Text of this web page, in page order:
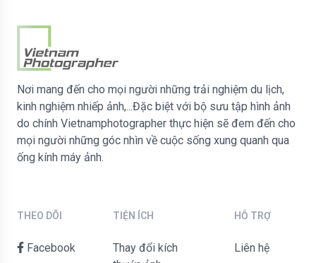
Nơi mang đến cho mọi người những trải nghiệm du lịch,
kinh nghiệm nhiếp ảnh,...Đặc biệt với bộ sưu tập hình ảnh
do chính Vietnamphotographer thực hiện sẽ đem đến cho
mọi người những góc nhìn về cuộc sống xung quanh qua
ống kính máy ảnh.
THEO DÕI
Facebook
TIỆN ÍCH
Thay đổi kích
HỖ TRỢ
liên hệ